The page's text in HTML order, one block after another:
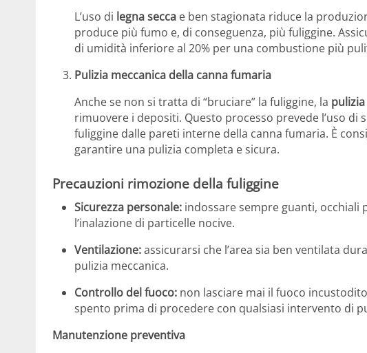
L’uso di legna secca e ben stagionata riduce la
produce più fumo e, di conseguenza, più fuliggine.
di umidità inferiore al 20% per una combustione più
Pulizia meccanica della canna fumaria
Anche se non si tratta di “bruciare” la fuliggine, la
rimuovere i depositi. Questo processo prevede l’uso di
fuliggine dalle pareti interne della canna fumaria. È
garantire una pulizia completa e sicura.
Precauzioni rimozione della fuliggine
Sicurezza personale: indossare sempre guanti,
l’inalazione di particelle nocive.
Ventilazione:assicurarsi che l’area sia ben ventilata
pulizia meccanica.
Controllo del fuoco: non lasciare mai il fuoco
spento prima di procedere con qualsiasi intervento di
Manutenzione preventiva